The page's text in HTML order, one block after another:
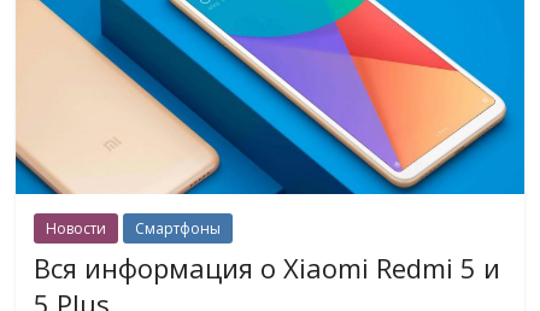
Новости Смартфоны
Вся информация о Xiaomi Redmi 5 и